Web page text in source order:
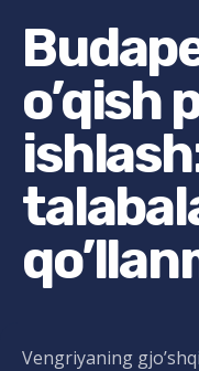
o’qish
Vengriyaning